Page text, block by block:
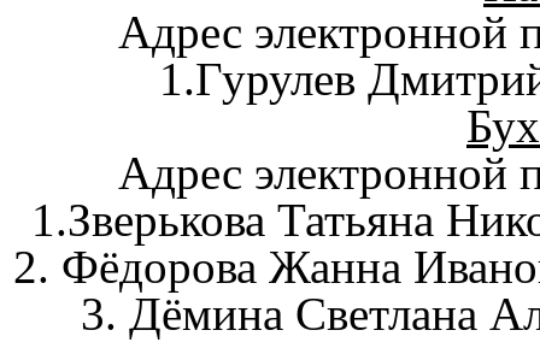
Адрес электронной
1.Гурулев
Адрес электронной
1.Зверькова Татьяна
2. Фёдорова Жанна
3. Дёмина Светлана